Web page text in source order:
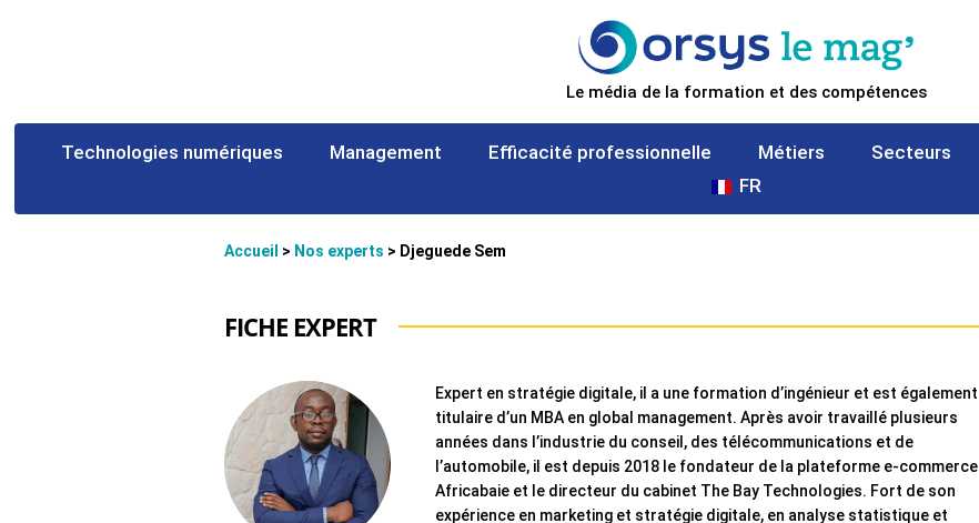
Le média de la formation et des compétences
Technologies numériques Management Efficacité professionnelle Métiers Secteurs
FR
Accueil > Nos experts > Djeguede Sem
FICHE EXPERT
Expert en stratégie digitale, il a une formation d’ingénieur et est également
titulaire d’un MBA en global management. Après avoir travaillé plusieurs
années dans l’industrie du conseil, des télécommunications et de
l’automobile, il est depuis 2018 le fondateur de la plateforme e-commerce
Africabaie et le directeur du cabinet The Bay Technologies. Fort de son
expérience en marketing et stratégie digitale, en analyse statistique et